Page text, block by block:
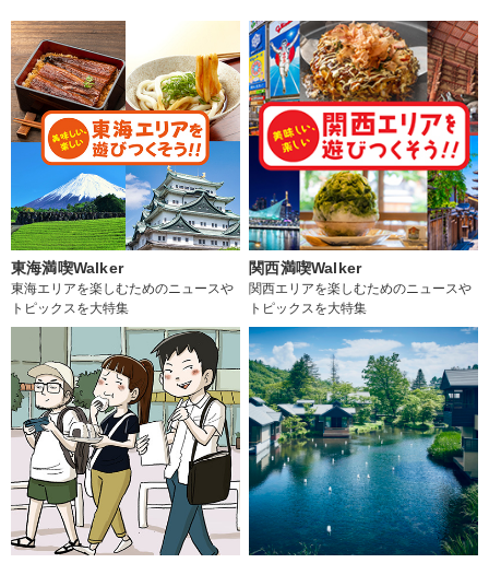
東海満喫Walker
東海エリアを楽しむためのニュースや
トピックスを大特集
関西満喫Walker
関西エリアを楽しむためのニュースや
トピックスを大特集